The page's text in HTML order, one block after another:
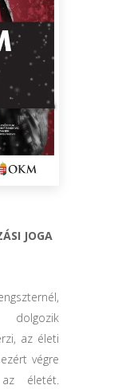
JOGA
dolgozik
az életi
végre
életét.